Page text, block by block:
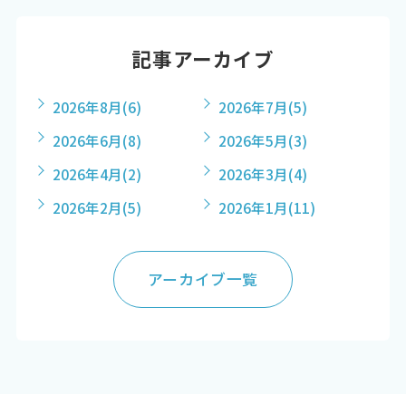
記事アーカイブ
2026年8月(6) 2026年7月(5)
2026年6月(8) 2026年5月(3)
2026年4月(2) 2026年3月(4)
2026年2月(5) 2026年1月(11)
アーカイブ一覧